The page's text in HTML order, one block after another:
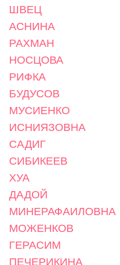
ШВЕЦ
АСНИНА
РАХМАН
НОСЦОВА
РИФКА
БУДУСОВ
МУСИЕНКО
ИСНИЯЗОВНА
САДИГ
СИБИКЕЕВ
ХУА
ДАДОЙ
МИНЕРАФАИЛОВНА
МОЖЕНКОВ
ГЕРАСИМ
ПЕЧЕРИКИНА